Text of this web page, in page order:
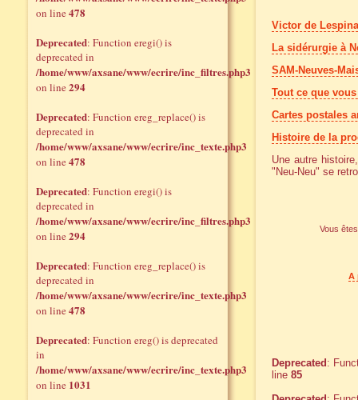
Victor de
La sidérurgie à
SAM-Neuves-
Tout ce que
Cartes postales
Histoire de la
Une autre
"Neu-Neu" se
Vous
A
Deprecated :
line 85
on line478
Deprecated: Function eregi() is
deprecated in
/home/www/axsane/www/ecrire/inc_filtres.php3
on line294
Deprecated: Function ereg_replace() is
deprecated in
/home/www/axsane/www/ecrire/inc_texte.php3
on line478
Deprecated: Function eregi() is
deprecated in
/home/www/axsane/www/ecrire/inc_filtres.php3
on line294
Deprecated: Function ereg_replace() is
deprecated in
/home/www/axsane/www/ecrire/inc_texte.php3
on line478
Deprecated: Function ereg() is deprecated
in
/home/www/axsane/www/ecrire/inc_texte.php3
on line 1031